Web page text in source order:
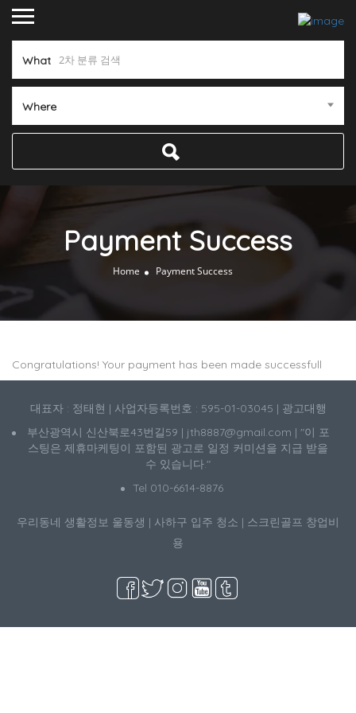
What
Where
Payment Success
Home Payment Success
Congratulations! Your payment has been made successfull
대표자 : 정태현 | 사업자등록번호 : 595-01-03045 | 광고대행
부산광역시 신산북로43번길59 | jth8887@gmail.com | "이 포
스팅은 제휴마케팅이 포함된 광고로 일정 커미션을 지급 받을
수 있습니다."
Tel 010-6614-8876
우리동네 생활정보 울동생 | 사하구 입주 청소 | 스크린골프 창업비
용